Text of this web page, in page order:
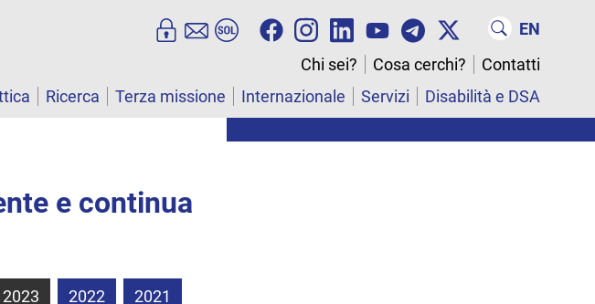
EN
Chi sei?
Cosa cerchi?
Contatti
Ricerca Terza missione Internazionale Servizi Disabilità e DSA
e continua
2023 2022 2021